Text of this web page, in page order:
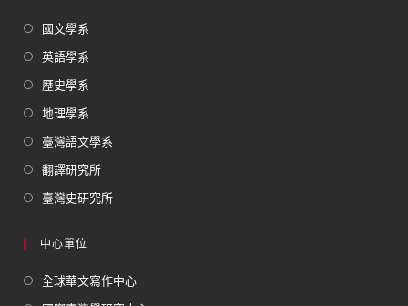
國文學系
英語學系
歷史學系
地理學系
臺灣語文學系
翻譯研究所
臺灣史研究所
中心單位
全球華文寫作中心